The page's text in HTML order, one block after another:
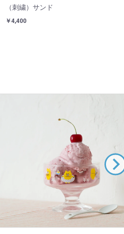
（刺繍）サンド
￥4,400